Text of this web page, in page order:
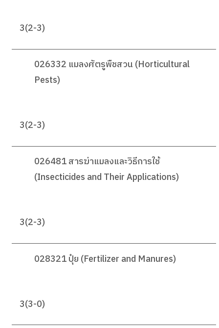
3(2-3)
026332 แมลงศัตรูพืชสวน (Horticultural
Pests)
3(2-3)
026481 สารฆ่าแมลงและวิธีการใช้
(Insecticides and Their Applications)
3(2-3)
028321 ปุ๋ย (Fertilizer and Manures)
3(3-0)